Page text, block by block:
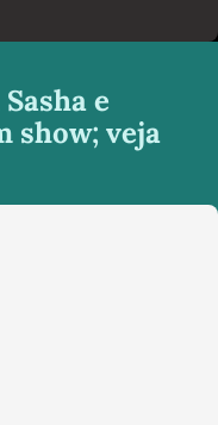
e
show; veja